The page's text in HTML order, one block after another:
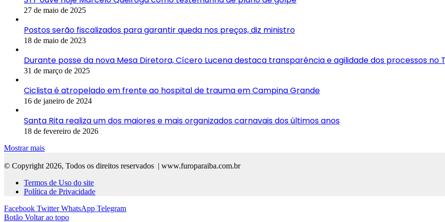
27 de maio de 2025
Postos serão fiscalizados para garantir queda nos preços, diz ministro
18 de maio de 2023
Durante posse da nova Mesa Diretora, Cícero Lucena destaca transparência e agilidade dos processos no
31 de março de 2025
Ciclista é atropelado em frente ao hospital de trauma em Campina Grande
16 de janeiro de 2024
Santa Rita realiza um dos maiores e mais organizados carnavais dos últimos anos
18 de fevereiro de 2026
Mostrar mais
© Copyright 2026, Todos os direitos reservados | www.furoparaiba.com.br
Termos de Uso do site
Política de Privacidade
Facebook Twitter WhatsApp Telegram
Botão Voltar ao topo